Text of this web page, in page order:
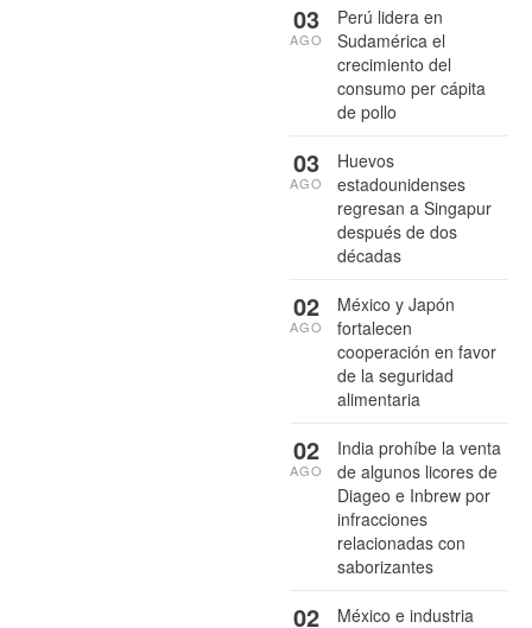
Perú lidera en
Sudamérica el
crecimiento del
consumo per cápita
de pollo
03
AGO
Huevos
estadounidenses
regresan a Singapur
después de dos
décadas
03
AGO
México y Japón
fortalecen
cooperación en favor
de la seguridad
alimentaria
02
AGO
India prohíbe la venta
de algunos licores de
Diageo e Inbrew por
infracciones
relacionadas con
saborizantes
02
AGO
México e industria
02